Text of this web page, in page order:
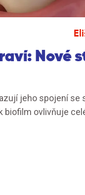
Nové
jeho spojení se
biofilm ovlivňuje